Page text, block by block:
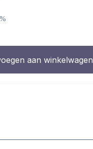
aan winkelwagen